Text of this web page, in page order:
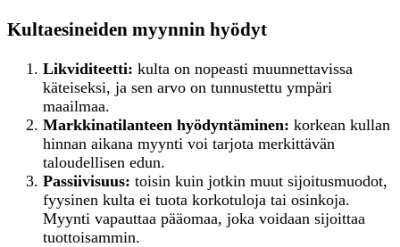
Kultaesineiden myynnin hyödyt
Likviditeetti: kulta on nopeasti muunnettavissa
käteiseksi, ja sen arvo on tunnustettu ympäri
maailmaa.
Markkinatilanteen hyödyntäminen: korkean kullan
hinnan aikana myynti voi tarjota merkittävän
taloudellisen edun.
Passiivisuus: toisin kuin jotkin muut sijoitusmuodot,
fyysinen kulta ei tuota korkotuloja tai osinkoja.
Myynti vapauttaa pääomaa, joka voidaan sijoittaa
tuottoisammin.